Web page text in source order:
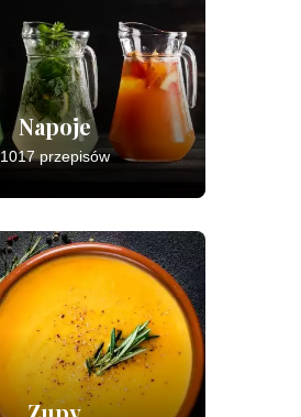
Napoje
1017 przepisów